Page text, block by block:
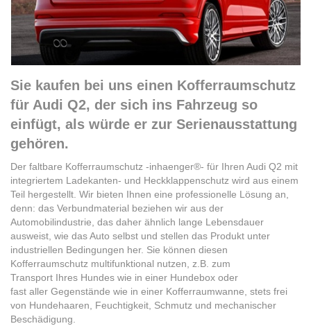
Sie kaufen bei uns einen Kofferraumschutz
für Audi Q2, der sich ins Fahrzeug so
einfügt, als würde er zur Serienausstattung
gehören.
Der faltbare Kofferraumschutz -inhaenger®- für Ihren Audi Q2 mit
integriertem Ladekanten- und Heckklappenschutz wird aus einem
Teil hergestellt. Wir bieten Ihnen eine professionelle Lösung an,
denn: das Verbundmaterial beziehen wir aus der
Automobilindustrie, das daher ähnlich lange Lebensdauer
ausweist, wie das Auto selbst und stellen das Produkt unter
industriellen Bedingungen her. Sie können diesen
Kofferraumschutz multifunktional nutzen, z.B. zum
Transport Ihres Hundes wie in einer Hundebox oder
fast aller Gegenstände wie in einer Kofferraumwanne, stets frei
von Hundehaaren, Feuchtigkeit, Schmutz und mechanischer
Beschädigung.